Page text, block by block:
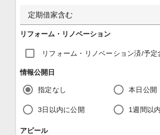
定期借家含む
リフォーム・リノベーション
リフォーム・リノベーション済/予定
情報公開日
指定なし 本日公開
3日以内に公開 1週間以
アピール